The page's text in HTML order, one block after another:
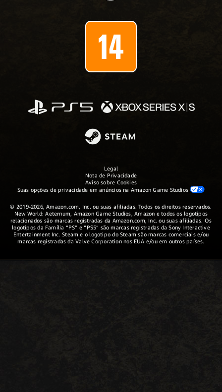
Legal
Nota de Privacidade
Aviso sobre Cookies
Suas opções de privacidade em anúncios na Amazon Game Studios
© 2019-2026, Amazon.com, Inc. ou suas afiliadas. Todos os direitos reservados.
New World: Aeternum, Amazon Game Studios, Amazon e todos os logotipos
relacionados são marcas registradas da Amazon.com, Inc. ou suas afiliadas. Os
logotipos da Família “PS” e “PS5” são marcas registradas da Sony Interactive
Entertainment Inc. Steam e o logotipo do Steam são marcas comerciais e/ou
marcas registradas da Valve Corporation nos EUA e/ou em outros países.